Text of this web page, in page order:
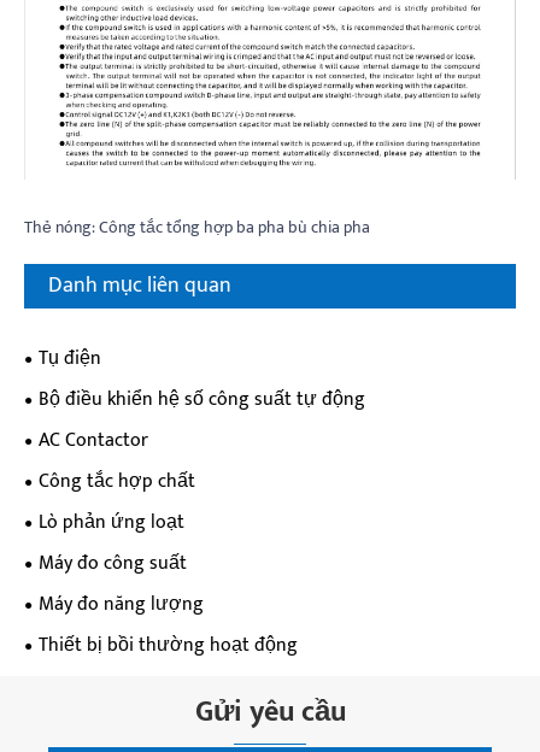
Thẻ nóng: Công tắc tổng hợp ba pha bù chia pha
Danh mục liên quan
Tụ điện
Bộ điều khiển hệ số công suất tự động
AC Contactor
Công tắc hợp chất
Lò phản ứng loạt
Máy đo công suất
Máy đo năng lượng
Thiết bị bồi thường hoạt động
Gửi yêu cầu